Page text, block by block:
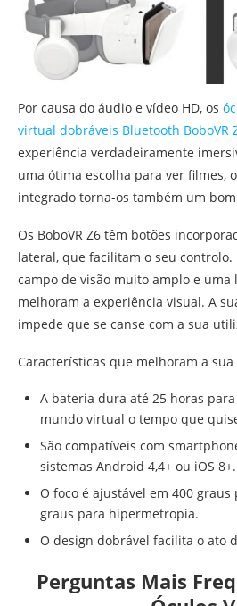
Por causa do áudio e vídeo HD, os
virtual dobráveis Bluetooth BoboVR
experiência verdadeiramente
uma ótima escolha para ver filmes,
integrado torna-os também um
Os BoboVR Z6 têm botões
lateral, que facilitam o seu controlo.
campo de visão muito amplo e uma
melhoram a experiência visual. A
impede que se canse com a sua
Características que melhoram a
A bateria dura até 25 horas
mundo virtual o tempo que
São compatíveis com
sistemas Android 4,4+ ou iOS 8+.
O foco é ajustável em 400
graus para hipermetropia.
O design dobrável facilita o ato
Perguntas Mais